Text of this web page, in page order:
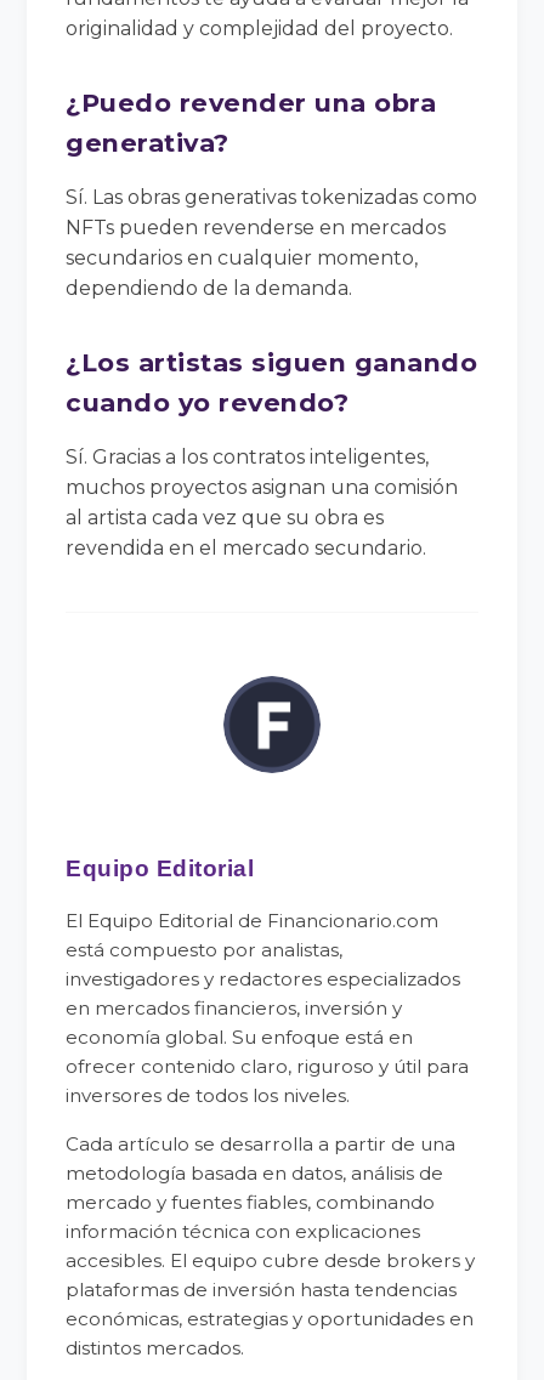
originalidad y complejidad del proyecto.
¿Puedo revender una obra
generativa?
Sí. Las obras generativas tokenizadas como
NFTs pueden revenderse en mercados
secundarios en cualquier momento,
dependiendo de la demanda.
¿Los artistas siguen ganando
cuando yo revendo?
Sí. Gracias a los contratos inteligentes,
muchos proyectos asignan una comisión
al artista cada vez que su obra es
revendida en el mercado secundario.
Equipo Editorial
El Equipo Editorial de Financionario.com
está compuesto por analistas,
investigadores y redactores especializados
en mercados financieros, inversión y
economía global. Su enfoque está en
ofrecer contenido claro, riguroso y útil para
inversores de todos los niveles.
Cada artículo se desarrolla a partir de una
metodología basada en datos, análisis de
mercado y fuentes fiables, combinando
información técnica con explicaciones
accesibles. El equipo cubre desde brokers y
plataformas de inversión hasta tendencias
económicas, estrategias y oportunidades en
distintos mercados.